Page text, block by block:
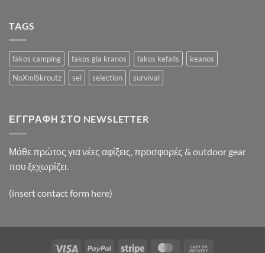
TAGS
fakos camping fakos gia kranos fakos kefalis
keanos
NoXmlSkroutz
sel selection survival
ΕΓΓΡΑΦΉ ΣΤΟ NEWSLETTER
Μάθε πρώτος για νέες αφίξεις, προσφορές & outdoor gear
που ξεχωρίζει.
(insert contact form here)
Visa PayPal Stripe MasterCard